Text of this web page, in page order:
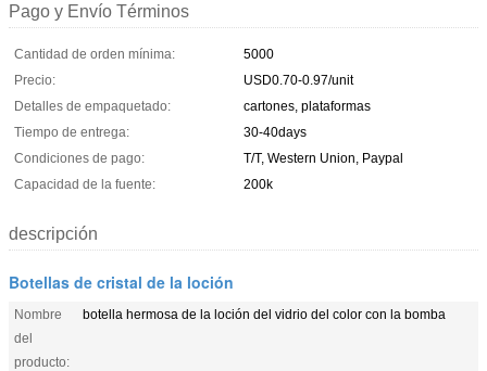
Pago y Envío Términos
Cantidad de orden mínima:
5000
Precio:
USD0.70-0.97/unit
Detalles de empaquetado:
cartones, plataformas
Tiempo de entrega:
30-40days
Condiciones de pago:
T/T, Western Union, Paypal
Capacidad de la fuente:
200k
descripción
Botellas de cristal de la loción
Nombre
del
producto:
botella hermosa de la loción del vidrio del color con la bomba